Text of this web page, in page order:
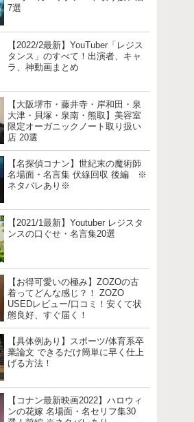
7選
【2022/2最新】YouTuber「レジス
タンス」のすべて！出演者、キャ
ラ、神動画まとめ
【大阪堺市・藤井寺・岸和田・泉
大津・貝塚・泉南・熊取】美容室
限定オーガニックノート取り扱い
店 20選
【名探偵コナン】世紀末の魔術師
名場面・名言集 伏線回収 後編 ※
ネタバレあり※
【2021/1最新】Youtuber レジスタ
ンスの口ぐせ・名言集20選
【お得可愛いの極み】ZOZOの古
着ってどんな感じ？！ ZOZO
USEDレビュー/口コミ！安くて状
態良好、すぐ届く！
【具体例あり】スポーツ/体育系卒
業論文 できるだけ簡単に早く仕上
げる方法！
【コナン最新映画2022】ハロウィ
ンの花嫁 名場面・名セリフ集30